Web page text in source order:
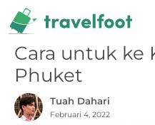
Skip
to
content
Cara untuk ke
Phuket
Tuah Dahari
Februari 4, 2022